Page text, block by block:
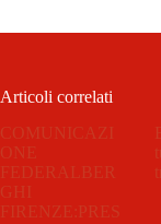
Articoli correlati
COMUNICAZI
ONE
FEDERALBER
GHI
FIRENZE:PRES